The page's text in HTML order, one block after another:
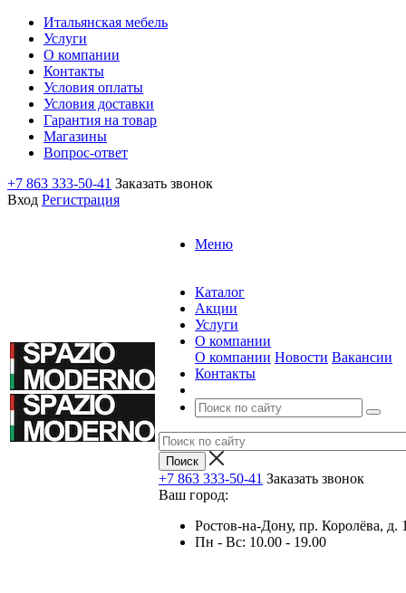
Итальянская мебель
Услуги
О компании
Контакты
Условия оплаты
Условия доставки
Гарантия на товар
Магазины
Вопрос-ответ
+7 863 333-50-41 Заказать звонок
Вход Регистрация
Меню
Каталог
Акции
Услуги
О компании
О компании Новости Вакансии
Контакты
+7 863 333-50-41 Заказать звонок
Ваш город:
Ростов-на-Дону, пр. Королёва, д.
Пн - Вс: 10.00 - 19.00